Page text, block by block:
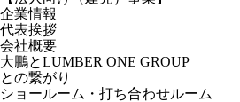
企業情報
代表挨拶
会社概要
大鵬とLUMBER ONE GROUP
との繋がり
ショールーム・打ち合わせルーム